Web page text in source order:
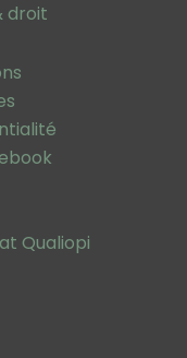
droit
Qualiopi